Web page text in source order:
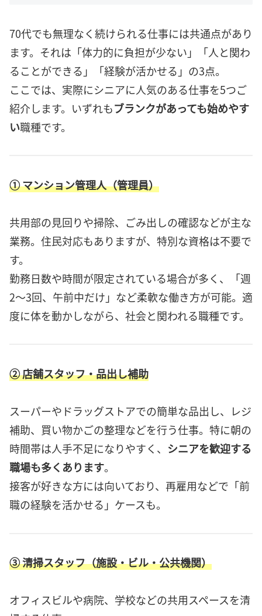
70代でも無理なく続けられる仕事には共通点があり
ます。それは「体力的に負担が少ない」「人と関わ
ることができる」「経験が活かせる」の3点。
ここでは、実際にシニアに人気のある仕事を5つご
紹介します。いずれもブランクがあっても始めやす
い職種です。
① マンション管理人（管理員）
共用部の見回りや掃除、ごみ出しの確認などが主な
業務。住民対応もありますが、特別な資格は不要で
す。
勤務日数や時間が限定されている場合が多く、「週
2～3回、午前中だけ」など柔軟な働き方が可能。適
度に体を動かしながら、社会と関われる職種です。
② 店舗スタッフ・品出し補助
スーパーやドラッグストアでの簡単な品出し、レジ
補助、買い物かごの整理などを行う仕事。特に朝の
時間帯は人手不足になりやすく、 シニアを歓迎する
職場も多くあります。
接客が好きな方には向いており、再雇用などで「前
職の経験を活かせる」ケースも。
③ 清掃スタッフ（施設・ビル・公共機関）
オフィスビルや病院、学校などの共用スペースを清